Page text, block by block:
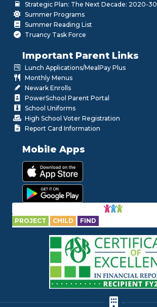
Strategic Plan: The Next Decade: 2020-30
Summer Programs
Summer Reading List
Truancy Task Force
Important Parent Links
Lunch Applications/MealPay Plus
Monthly Menus
Newark Enrolls
PowerSchool Parent Portal
School Uniforms
High School Voter Registration
Report Card Information
Mobile Apps
PROJECT CHILD FIND